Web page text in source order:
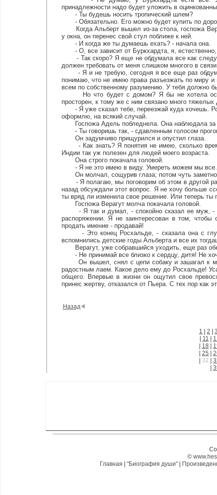
принадлежности надо будет уложить в
- Ты будешь носить тропический шлем?
- Обязательно. Его можно будет купить по
Когда Альберт вышел из-за стола, госпожа
у окна, он перенес свой стул поближе к ней.
- И когда же ты думаешь ехать? - начала она.
- О, все зависит от Буркхардта, я,
- Так скоро? Я еще не обдумала все как
должен требовать от меня слишком многого в
- Я и не требую, сегодня я все еще раз
понимаю, что не имею права разъезжать по миру и
всем по собственному разумению. У тебя должно
Но что будет с домом? Я бы не хотела
просторен, к тому же с ним связано много
- Я уже сказал тебе, переезжай куда хочешь.
оформлю, на всякий случай.
Госпожа Адель побледнела. Она наблюдала за
- Ты говоришь так, - сдавленным голосом
Он задумчиво прищурился и опустил глаза.
- Как знать? Я понятия не имею, сколько
Индии так уж полезен для людей моего возраста.
Она строго покачала головой.
- Я не это имею в виду. Умереть можем мы все.
Он молчал, сощурив глаза; потом чуть заметно
- Я полагаю, мы поговорим об этом в другой
назад обсуждали этот вопрос. Я не хочу больше
ты вряд ли изменила свое решение. Или теперь ты
Госпожа Верагут молча покачала головой.
- Я так и думал, - спокойно сказал ее муж, -
распоряжении. Я не заинтересован в том, чтобы
продать имение - продавай!
- Это конец Росхальде, - сказала она с
вспомнились детские годы Альберта и все их
Верагут, уже собравшийся уходить, еще раз
- Не принимай все близко к сердцу, дитя! Не
Он вышел, снял с цепи собаку и зашагал к
радостным лаем. Какое дело ему до Росхальде!
общего. Впервые в жизни он ощутил свое
принес жертву, отказался от Пьера. С тех пор как
Назад
1 2
11
18
25
32
©
Главная
"Биография души"